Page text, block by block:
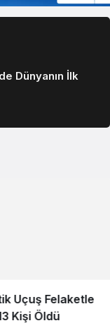
Dünyanın İlk
Uçuş Felaketle
Kişi Öldü